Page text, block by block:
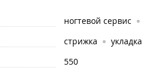
ногтевой сервис
стрижка укладка
550